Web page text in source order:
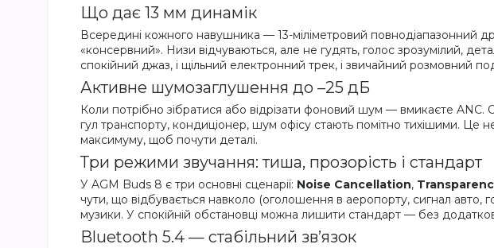
Що дає 13 мм динамік
Всередині кожного навушника — 13-міліметровий повнодіапазонний
«консервний». Низи відчуваються, але не гудять, голос зрозумілий,
спокійний джаз, і щільний електронний трек, і звичайний розмовний
Активне шумозаглушення до –25 дБ
Коли потрібно зібратися або відрізати фоновий шум — вмикаєте
гул транспорту, кондиціонер, шум офісу стають помітно тихішими. Це
максимуму, щоб почути деталі.
Три режими звучання: тиша, прозорість і стандарт
У AGM Buds 8 є три основні сценарії: Noise Cancellation,
чути, що відбувається навколо (оголошення в аеропорту, сигнал
музики. У спокійній обстановці можна лишити стандарт — без
Bluetooth 5.4 — стабільний зв’язок